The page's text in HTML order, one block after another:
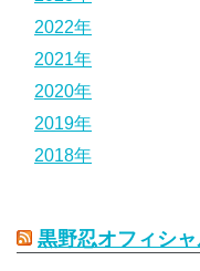
2022年
2021年
2020年
2019年
2018年
黒野忍オフィシャ